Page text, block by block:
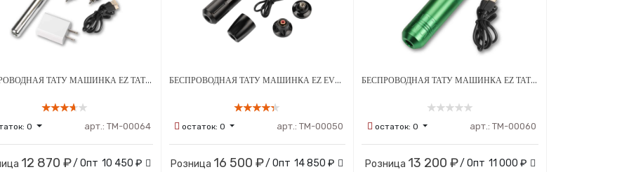
БЕСПРОВОДНАЯ ТАТУ МАШИНКА EZ TATTOO LOLA ДЛЯ ПЕРМАНЕНТНОГО МАКИЯЖА С ТРЕМЯ АККУМУЛЯТОРАМИ
0 арт.: ТМ-00064
12 870 ₽/ Опт 10 450 ₽
БЕСПРОВОДНАЯ ТАТУ МАШИНКА EZ EVOTECH
остаток: 0 арт.: ТМ-00050
Розница 16 500 ₽/ Опт 14 850 ₽
БЕСПРОВОДНАЯ ТАТУ МАШИНКА EZ TATTOO PORTEX GENERATION P2S VER.2
остаток: 0 арт.: ТМ-00060
Розница 13 200 ₽/ Опт 11 000 ₽